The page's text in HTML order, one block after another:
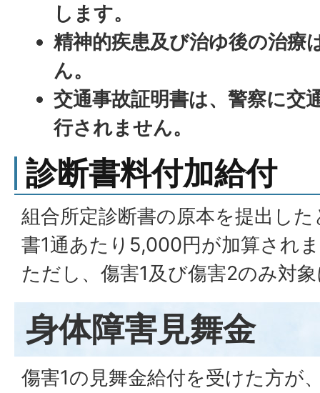
します。
精神的疾患及び治ゆ後の治療
ん。
交通事故証明書は、警察に交
行されません。
診断書料付加給付
組合所定診断書の原本を提出し
書1通あたり5,000円が加算され
ただし、傷害1及び傷害2のみ対
身体障害見舞金
傷害1の見舞金給付を受けた方が